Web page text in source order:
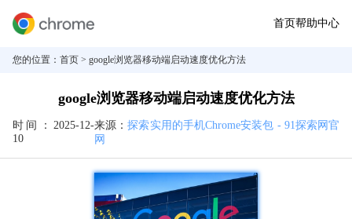
首页帮助中心
您的位置： 首页 > google浏览器移动端启动速度优化方法
google浏览器移动端启动速度优化方法
时间： 2025-12-
10
来源：探索实用的手机Chrome安装包 - 91探索网官
网